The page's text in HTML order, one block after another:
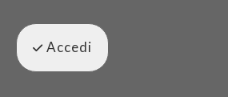
Accedi